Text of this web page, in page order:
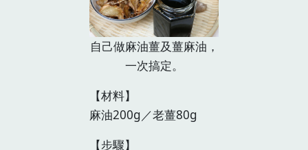
自己做麻油薑及薑麻油，
一次搞定。
【材料】
麻油200g／老薑80g
【步驟】